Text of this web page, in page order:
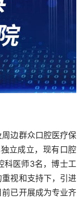
边群众口腔医疗保
立成立，现有口腔
科医师3名，博士工
视和支持下，引进
已开展成为专业齐